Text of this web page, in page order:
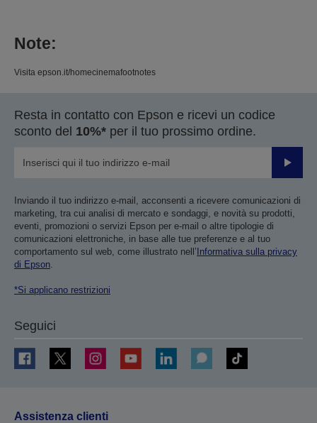
Note:
Visita epson.it/homecinemafootnotes
Resta in contatto con Epson e ricevi un codice
sconto del 10%* per il tuo prossimo ordine.
Invia
Inviando il tuo indirizzo e-mail, acconsenti a ricevere comunicazioni di
marketing, tra cui analisi di mercato e sondaggi, e novità su prodotti,
eventi, promozioni o servizi Epson per e-mail o altre tipologie di
comunicazioni elettroniche, in base alle tue preferenze e al tuo
comportamento sul web, come illustrato nell’ Informativa sulla privacy
di Epson
*Si applicano restrizioni
Seguici
Assistenza clienti